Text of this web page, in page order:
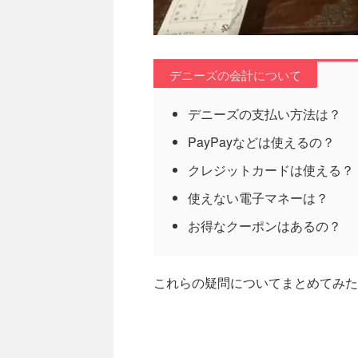
デニーズの会計について
デニーズの支払い方法は？
PayPayなどは使えるの？
クレジットカードは使える？
使えない電子マネーは？
お得なクーポンはあるの？
これらの疑問についてまとめてみ